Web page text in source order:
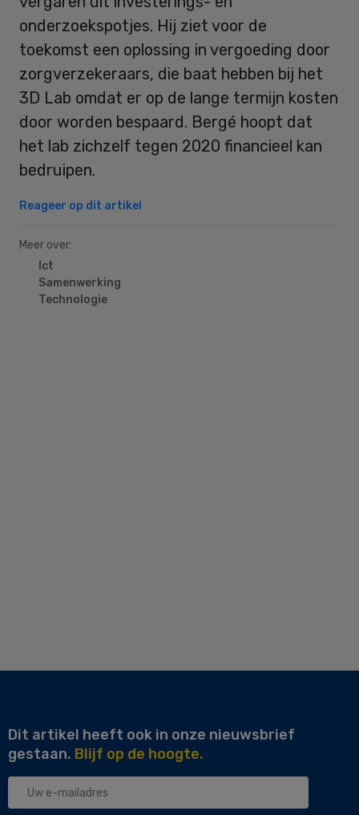
onderzoekspotjes. Hij ziet voor de
toekomst een oplossing in vergoeding door
zorgverzekeraars, die baat hebben bij het
3D Lab omdat er op de lange termijn kosten
door worden bespaard. Bergé hoopt dat
het lab zichzelf tegen 2020 financieel kan
bedruipen.
Reageer op dit artikel
Meer over:
Ict
Samenwerking
Technologie
Dit artikel heeft ook in onze nieuwsbrief
gestaan. Blijf op de hoogte.
Uw